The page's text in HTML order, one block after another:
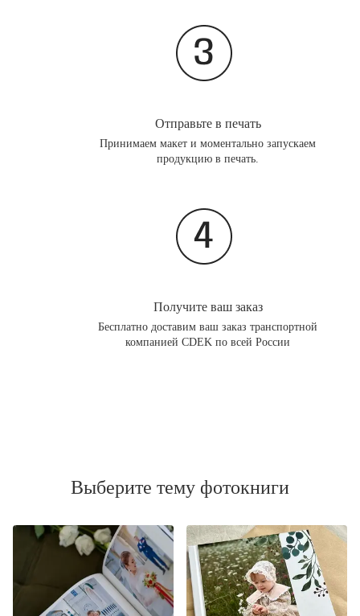
Отправьте в печать
Принимаем макет и моментально запускаем
продукцию в печать.
Получите ваш заказ
Бесплатно доставим ваш заказ транспортной
компанией CDEK по всей России
Выберите тему фотокниги